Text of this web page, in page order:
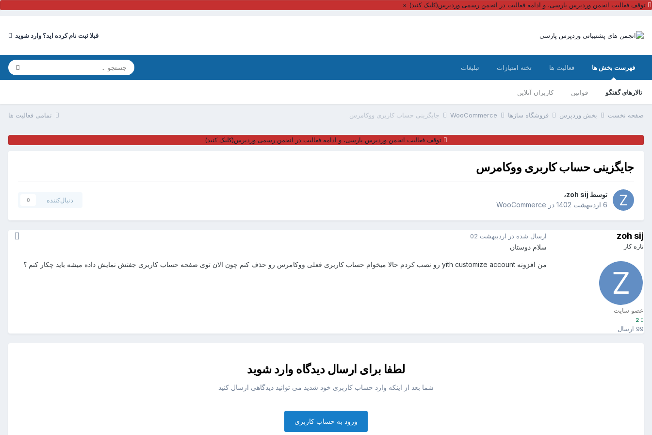
توقف فعالیت انجمن وردپرس پارسی، و ادامه فعالیت در انجمن رسمی وردپرس(کلیک کنید) ×
قبلا ثبت نام کرده اید؟ وارد شوید
فهرست بخش ها
تالارهای گفتگو قوانین کاربران آنلاین
فعالیت ها تخته امتیازات تبلیغات
تمامی فعالیت ها صفحه نخست بخش وردپرس فروشگاه سازها WooCommerce جایگزینی حساب کاربری ووکامرس
توقف فعالیت انجمن وردپرس پارسی، و ادامه فعالیت در انجمن رسمی وردپرس(کلیک کنید)
جایگزینی حساب کاربری ووکامرس
توسط zoh sij،
6 اردیبهشت 1402
در WooCommerce
دنبال‌کننده 0
zoh sij
تازه کار
عضو سایت
99 ارسال
ارسال شده در اردیبهشت 02
سلام دوستان
من افزونه yith customize account رو نصب کردم حالا میخوام حساب کاربری فعلی ووکامرس رو حذف کنم چون الان توی صفحه حساب کاربری جفتش نمایش داده میشه باید چکار کنم ؟
لطفا برای ارسال دیدگاه وارد شوید
شما بعد از اینکه وارد حساب کاربری خود شدید می توانید دیدگاهی ارسال کنید
ورود به حساب کاربری